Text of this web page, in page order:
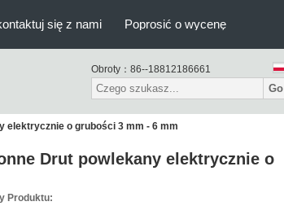
się z nami Poprosić o wycenę
Obroty： 86--18812186661
Go
elektrycznie o grubości 3 mm - 6 mm
Drut powlekany elektrycznie o
Produktu: